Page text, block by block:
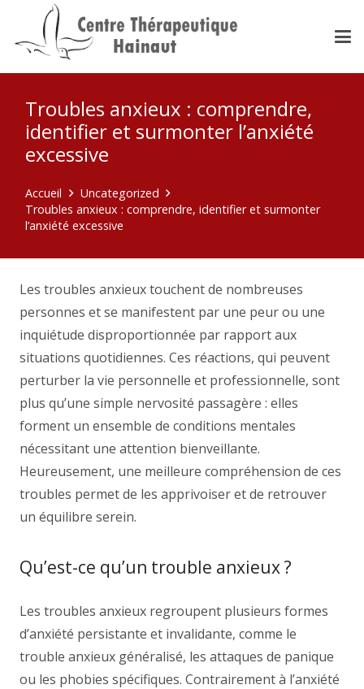
Troubles anxieux : comprendre,
identifier et surmonter l’anxiété
excessive
Accueil
Uncategorized
Troubles anxieux : comprendre, identifier et surmonter
l’anxiété excessive
Les troubles anxieux touchent de nombreuses
personnes et se manifestent par une peur ou une
inquiétude disproportionnée par rapport aux
situations quotidiennes. Ces réactions, qui peuvent
perturber la vie personnelle et professionnelle, sont
plus qu’une simple nervosité passagère : elles
forment un ensemble de conditions mentales
nécessitant une attention bienveillante.
Heureusement, une meilleure compréhension de ces
troubles permet de les apprivoiser et de retrouver
un équilibre serein.
Qu’est-ce qu’un trouble anxieux ?
Les troubles anxieux regroupent plusieurs formes
d’anxiété persistante et invalidante, comme le
trouble anxieux généralisé, les attaques de panique
ou les phobies spécifiques. Contrairement à l’anxiété